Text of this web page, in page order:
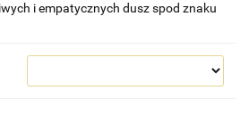
i empatycznych dusz spod znaku